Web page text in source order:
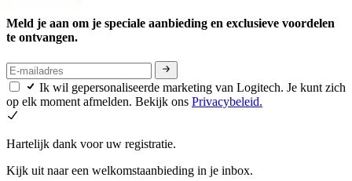
Meld je aan om je speciale aanbieding en exclusieve voordelen
te ontvangen.
Ik wil gepersonaliseerde marketing van Logitech. Je kunt zich
op elk moment afmelden. Bekijk ons Privacybeleid.
Hartelijk dank voor uw registratie.
Kijk uit naar een welkomstaanbieding in je inbox.